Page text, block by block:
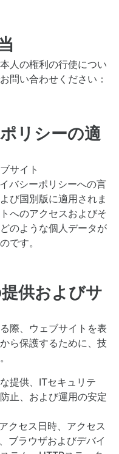
人の権利の行使につい
問い合わせください：
リシーの適
サイト
バシーポリシーへの言
び国別版に適用されま
へのアクセスおよびそ
のような個人データが
です。
供およびサ
際、ウェブサイトを表
ら保護するために、技
提供、ITセキュリテ
止、および運用の安定
クセス日時、アクセス
ブラウザおよびデバイ